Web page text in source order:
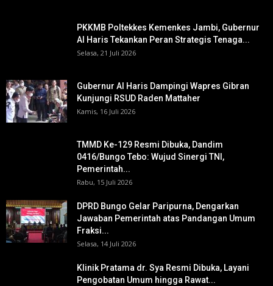
PKKMB Poltekkes Kemenkes Jambi, Gubernur
Al Haris Tekankan Peran Strategis Tenaga...
Selasa, 21 Juli 2026
Gubernur Al Haris Dampingi Wapres Gibran
Kunjungi RSUD Raden Mattaher
Kamis, 16 Juli 2026
TMMD Ke-129 Resmi Dibuka, Dandim
0416/Bungo Tebo: Wujud Sinergi TNI,
Pemerintah...
Rabu, 15 Juli 2026
DPRD Bungo Gelar Paripurna, Dengarkan
Jawaban Pemerintah atas Pandangan Umum
Fraksi...
Selasa, 14 Juli 2026
Klinik Pratama dr. Sya Resmi Dibuka, Layani
Pengobatan Umum hingga Rawat...